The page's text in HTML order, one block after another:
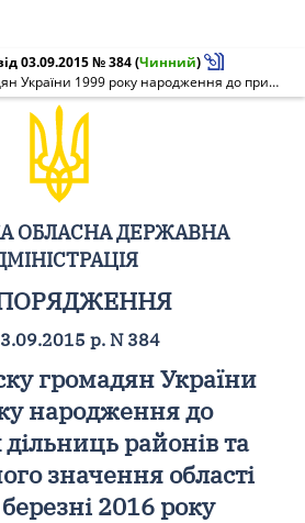
03.09.2015 № 384(Чинний)
Про приписку громадян України 1999 року народження до призовних дільниць районів та міст обласного значення області у січні - березні 2016 року
ОБЛАСНА ДЕРЖАВНА
р. N 384
громадян України
народження до
районів та
значення області
березні 2016 року